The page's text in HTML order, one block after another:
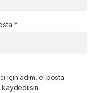
*
için adım, e-posta
kaydedilsin.